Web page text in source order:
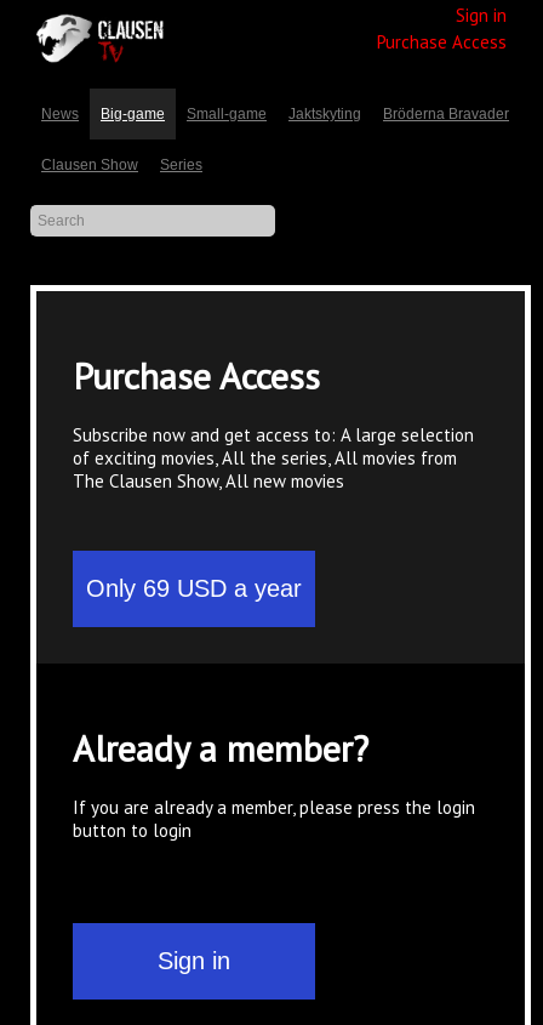
Sign in
Purchase Access
News Big-game Small-game Jaktskyting Bröderna Bravader
Clausen Show Series
Purchase Access
Subscribe now and get access to: A large selection
of exciting movies, All the series, All movies from
The Clausen Show, All new movies
Already a member?
If you are already a member, please press the login
button to login